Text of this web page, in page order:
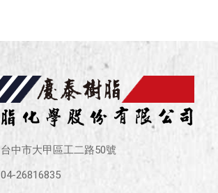
台中市大甲區工二路50號
04-26816835